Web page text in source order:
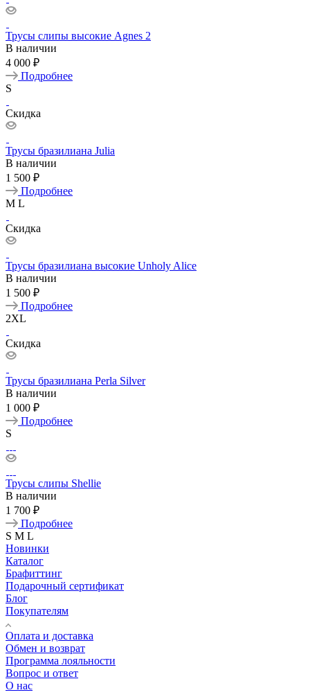
Трусы слипы высокие Agnes 2
В наличии
4 000 ₽
Подробнее
S
Скидка
Трусы бразилиана Julia
В наличии
1 500 ₽
Подробнее
M L
Скидка
Трусы бразилиана высокие Unholy Alice
В наличии
1 500 ₽
Подробнее
2XL
Скидка
Трусы бразилиана Perla Silver
В наличии
1 000 ₽
Подробнее
S
Трусы слипы Shellie
В наличии
1 700 ₽
Подробнее
S M L
Новинки
Каталог
Брафиттинг
Подарочный сертификат
Блог
Покупателям
Оплата и доставка
Обмен и возврат
Программа лояльности
Вопрос и ответ
О нас